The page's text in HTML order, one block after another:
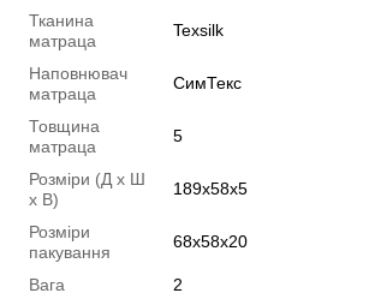
Тканина
матраца
Texsilk
Наповнювач
матраца
СимТекс
Товщина
матраца
5
Розміри (Д х Ш
х В)
189x58x5
Розміри
пакування
68x58x20
Вага
2